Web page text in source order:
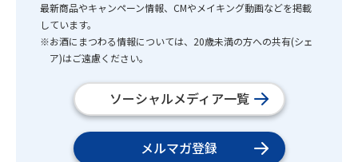
最新商品やキャンペーン情報、CMやメイキング動画などを掲載
しています。
※お酒にまつわる情報については、20歳未満の方への共有(シェ
ア)はご遠慮ください。
ソーシャルメディア一覧
メルマガ登録